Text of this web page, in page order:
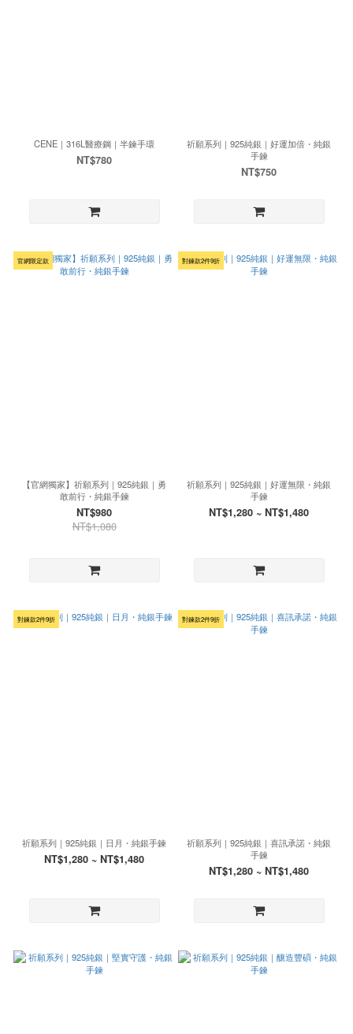
CENE｜316L醫療鋼｜半鍊手環
NT$780
祈願系列｜925純銀｜好運加倍・純銀
手鍊
NT$750
官網限定款
【官網獨家】祈願系列｜925純銀｜勇
敢前行・純銀手鍊
NT$980
NT$1,080
對鍊款2件9折
祈願系列｜925純銀｜好運無限・純銀
手鍊
NT$1,280 ~ NT$1,480
對鍊款2件9折
祈願系列｜925純銀｜日月・純銀手鍊
NT$1,280 ~ NT$1,480
對鍊款2件9折
祈願系列｜925純銀｜喜訊承諾・純銀
手鍊
NT$1,280 ~ NT$1,480